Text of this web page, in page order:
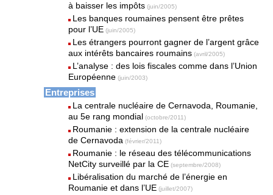
à baisser les impôts (juin/2005)
Les banques roumaines pensent être prêtes
pour l’UE (juin/2005)
Les étrangers pourront gagner de l’argent grâce
aux intérêts bancaires roumains (avril/2005)
L’analyse : des lois fiscales comme dans l’Union
Européenne (juin/2003)
Entreprises
La centrale nucléaire de Cernavoda, Roumanie,
au 5e rang mondial (octobre/2011)
Roumanie : extension de la centrale nucléaire
de Cernavoda (février/2011)
Roumanie : le réseau des télécommunications
NetCity surveillé par la CE (septembre/2008)
Libéralisation du marché de l’énergie en
Roumanie et dans l’UE (juillet/2007)